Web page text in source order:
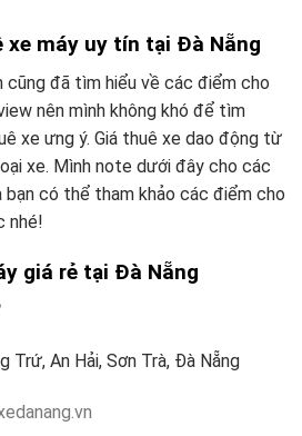
máy uy tín tại Đà Nẵng
cũng đã tìm hiểu về các điểm cho
nên mình không khó để tìm
xe ưng ý. Giá thuê xe dao động từ
xe. Mình note dưới đây cho các
bạn có thể tham khảo các điểm cho
nhé!
giá rẻ tại Đà Nẵng
Trứ, An Hải, Sơn Trà, Đà Nẵng